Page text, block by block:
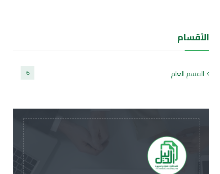
الأقسام
القسم العام 6